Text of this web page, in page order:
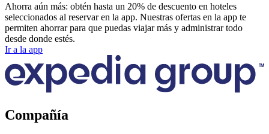
Ahorra aún más: obtén hasta un 20% de descuento en hoteles
seleccionados al reservar en la app. Nuestras ofertas en la app te
permiten ahorrar para que puedas viajar más y administrar todo
desde donde estés.
Ir a la app
Compañía